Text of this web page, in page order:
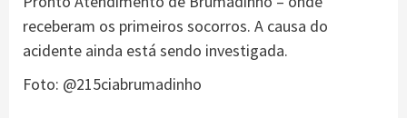
receberam os primeiros socorros. A causa do
acidente ainda está sendo investigada.
Foto: @215ciabrumadinho